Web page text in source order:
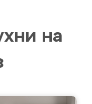
на